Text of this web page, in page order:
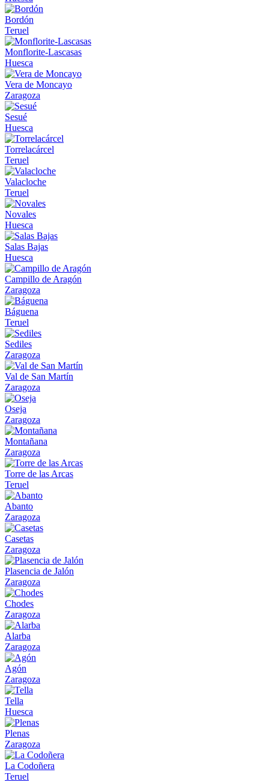
Bordón
Teruel
Monflorite-Lascasas
Huesca
Vera de Moncayo
Zaragoza
Sesué
Huesca
Torrelacárcel
Teruel
Valacloche
Teruel
Novales
Huesca
Salas Bajas
Huesca
Campillo de Aragón
Zaragoza
Báguena
Teruel
Sediles
Zaragoza
Val de San Martín
Zaragoza
Oseja
Zaragoza
Montañana
Zaragoza
Torre de las Arcas
Teruel
Abanto
Zaragoza
Casetas
Zaragoza
Plasencia de Jalón
Zaragoza
Chodes
Zaragoza
Alarba
Zaragoza
Agón
Zaragoza
Tella
Huesca
Plenas
Zaragoza
La Codoñera
Teruel